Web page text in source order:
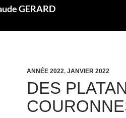
GERARD
ANNÉE 2022, JANVIER 2022
DES